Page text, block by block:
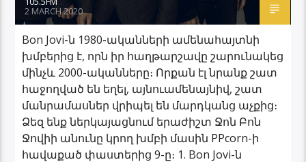
2 MARCH 2020
Bon Jovi-ն 1980-ականների ամենահայտնի
խմբերից է, որն իր հաղթարշավը շարունակեց
մինչև 2000-ականները։ Որքան էլ նրանք շատ
հաջողված են եղել, այնուամենայնիվ, շատ
մանրամասներ վրիպել են մարդկանց աչքից։
Ձեզ ենք ներկայացնում երաժիշտ Ջոն Բոն
Ջովիի անունը կրող խմբի մասին PPcorn-ի
հավաքած փաստերից 9-ը։ 1. Bon Jovi-ն